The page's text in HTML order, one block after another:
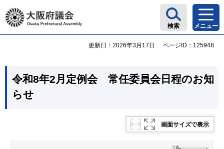
大阪府議会
検索 メニュー
更新日：2026年3月17日 ページID：125948
令和8年2月定例会 常任委員会日程のお知
らせ
画面サイズで表示